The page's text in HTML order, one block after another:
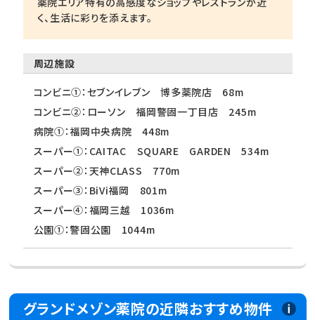
く、生活に彩りを添えます。
周辺施設
コンビニ①：セブンイレブン 博多薬院店 68m
コンビニ②：ローソン 福岡警固一丁目店 245m
病院①：福岡中央病院 448m
スーパー①：CAITAC SQUARE GARDEN 534m
スーパー②：天神CLASS 770m
スーパー③：BiVi福岡 801m
スーパー④：福岡三越 1036m
公園①：警固公園 1044m
グランドメゾン薬院の近隣おすすめ物件